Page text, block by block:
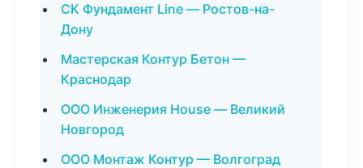
СК Фундамент Line — Ростов-на-
Дону
Мастерская Контур Бетон —
Краснодар
ООО Инженерия House — Великий
Новгород
ООО Монтаж Контур — Волгоград